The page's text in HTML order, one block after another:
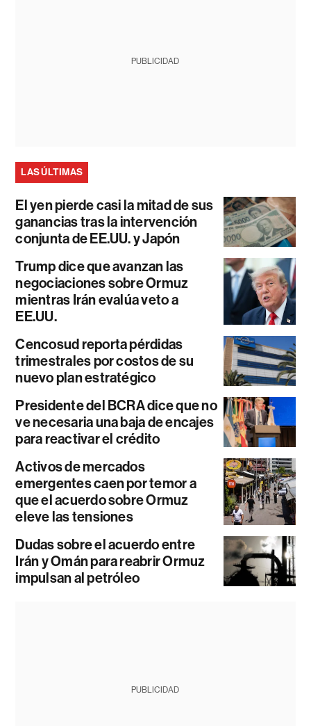
PUBLICIDAD
LAS ÚLTIMAS
El yen pierde casi la mitad de sus
ganancias tras la intervención
conjunta de EE.UU. y Japón
Trump dice que avanzan las
negociaciones sobre Ormuz
mientras Irán evalúa veto a
EE.UU.
Cencosud reporta pérdidas
trimestrales por costos de su
nuevo plan estratégico
Presidente del BCRA dice que no
ve necesaria una baja de encajes
para reactivar el crédito
Activos de mercados
emergentes caen por temor a
que el acuerdo sobre Ormuz
eleve las tensiones
Dudas sobre el acuerdo entre
Irán y Omán para reabrir Ormuz
impulsan al petróleo
PUBLICIDAD